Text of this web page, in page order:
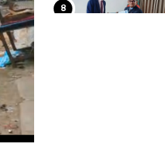
৪